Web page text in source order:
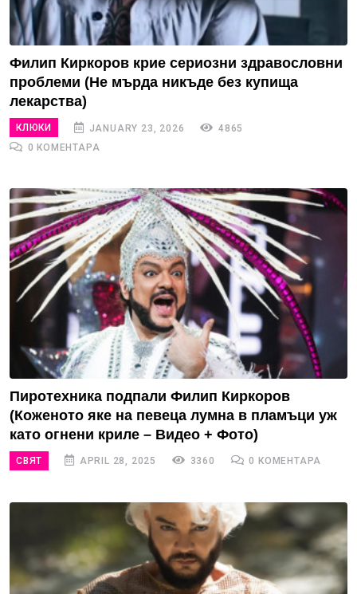
Филип Киркоров крие сериозни здравословни
проблеми (Не мърда никъде без купища
лекарства)
КЛЮКИ JANUARY 23, 2026
4865
0 КОМЕНТАРА
Пиротехника подпали Филип Киркоров
(Коженото яке на певеца лумна в пламъци уж
като огнени криле – Видео + Фото)
СВЯТ APRIL 28, 2025 3360 0 КОМЕНТАРА